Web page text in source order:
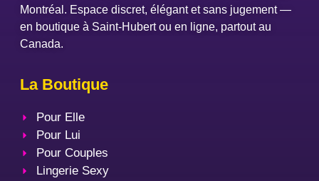
Montréal. Espace discret, élégant et sans jugement —
en boutique à Saint-Hubert ou en ligne, partout au
Canada.
La Boutique
Pour Elle
Pour Lui
Pour Couples
Lingerie Sexy